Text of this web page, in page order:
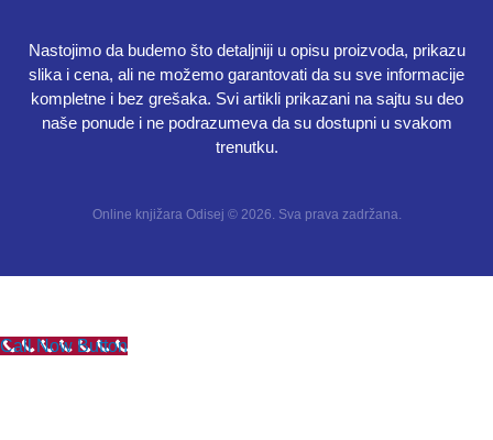
Nastojimo da budemo što detaljniji u opisu proizvoda, prikazu
slika i cena, ali ne možemo garantovati da su sve informacije
kompletne i bez grešaka. Svi artikli prikazani na sajtu su deo
naše ponude i ne podrazumeva da su dostupni u svakom
trenutku.
Online knjižara Odisej © 2026. Sva prava zadržana.
Call Now Button